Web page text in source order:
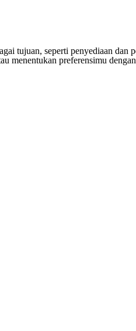
tujuan, seperti penyediaan dan
menentukan preferensimu